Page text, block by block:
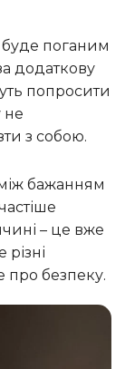
буде поганим
додаткову
попросити
не
з собою.
– це вже
про безпеку.